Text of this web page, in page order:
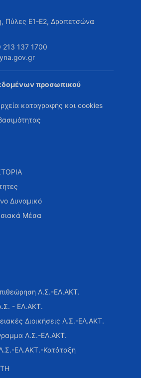
Πύλες Ε1-Ε2, Δραπετσώνα
213 137 1700
προσωπικού
καταγραφής και cookies
Δυναμικό
Μέσα
Λ.Σ.-ΕΛ.ΑΚΤ.
- ΕΛ.ΑΚΤ.
Διοικήσεις Λ.Σ.-ΕΛ.ΑΚΤ.
Λ.Σ.-ΕΛ.ΑΚΤ.
ΕΛ.ΑΚΤ.-Κατάταξη